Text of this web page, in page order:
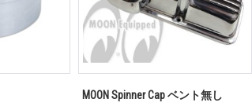
MOON Spinner Cap ベント無し